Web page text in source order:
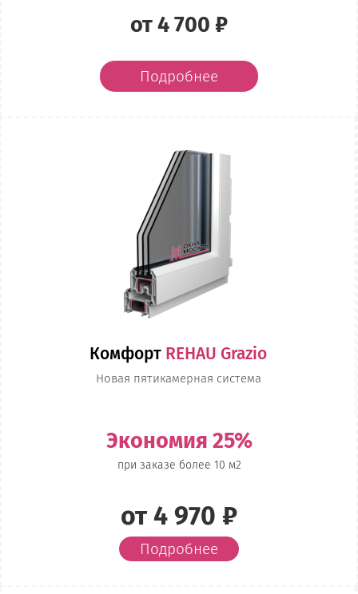
от 4 700 ₽
Подробнее
Комфорт REHAU Grazio
Новая пятикамерная система
Экономия 25%
при заказе более 10 м2
от 4 970 ₽
Подробнее